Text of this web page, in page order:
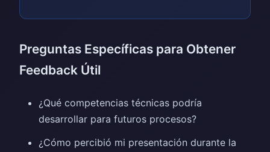
Preguntas Específicas para Obtener
Feedback Útil
¿Qué competencias técnicas podría
desarrollar para futuros procesos?
¿Cómo percibió mi presentación durante la